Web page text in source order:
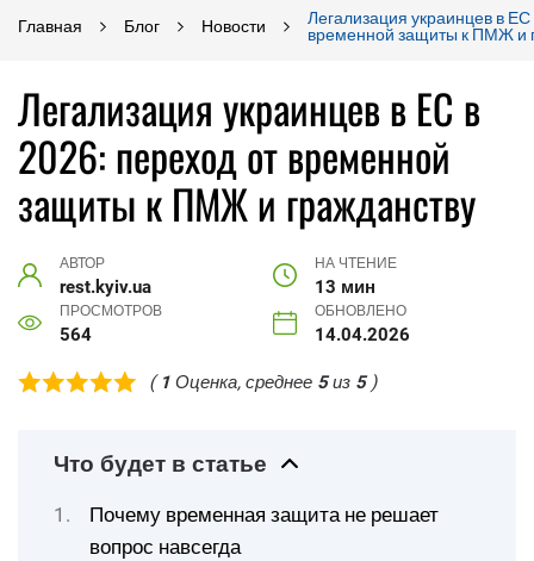
Главная Блог Новости
Легализация украинцев в
временной защиты к ПМЖ и
Легализация украинцев в ЕС в
2026: переход от временной
защиты к ПМЖ и гражданству
АВТОР
rest.kyiv.ua
НА ЧТЕНИЕ
13 мин
ПРОСМОТРОВ
564
ОБНОВЛЕНО
14.04.2026
( 1 Оценка, среднее 5из 5)
Что будет в статье
Почему временная защита не решает
вопрос навсегда